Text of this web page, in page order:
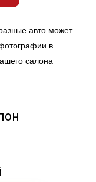
авто может
в
салона